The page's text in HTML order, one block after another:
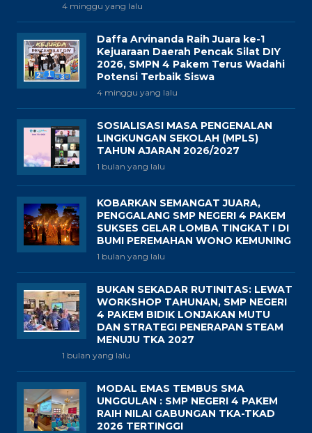
4 minggu yang lalu
Daffa Arvinanda Raih Juara ke-1
Kejuaraan Daerah Pencak Silat DIY
2026, SMPN 4 Pakem Terus Wadahi
Potensi Terbaik Siswa
4 minggu yang lalu
SOSIALISASI MASA PENGENALAN
LINGKUNGAN SEKOLAH (MPLS)
TAHUN AJARAN 2026/2027
1 bulan yang lalu
KOBARKAN SEMANGAT JUARA,
PENGGALANG SMP NEGERI 4 PAKEM
SUKSES GELAR LOMBA TINGKAT I DI
BUMI PEREMAHAN WONO KEMUNING
1 bulan yang lalu
BUKAN SEKADAR RUTINITAS: LEWAT
WORKSHOP TAHUNAN, SMP NEGERI
4 PAKEM BIDIK LONJAKAN MUTU
DAN STRATEGI PENERAPAN STEAM
MENUJU TKA 2027
1 bulan yang lalu
MODAL EMAS TEMBUS SMA
UNGGULAN : SMP NEGERI 4 PAKEM
RAIH NILAI GABUNGAN TKA-TKAD
2026 TERTINGGI